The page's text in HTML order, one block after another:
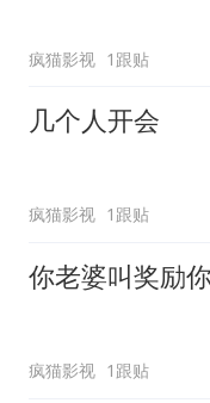
疯猫影视 1跟贴
几个人开会
疯猫影视 1跟贴
你老婆叫奖励
疯猫影视 1跟贴